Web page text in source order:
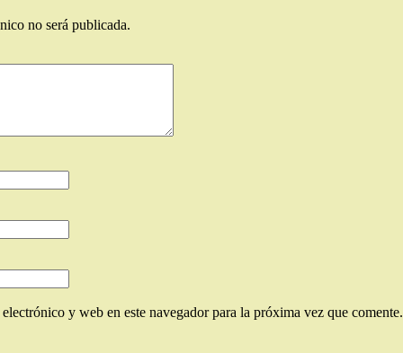
no será publicada.
y web en este navegador para la próxima vez que comente.